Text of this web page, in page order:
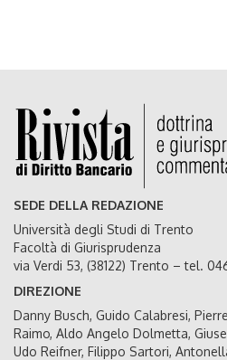
SEDE DELLA REDAZIONE
Università degli Studi di Trento
Facoltà di Giurisprudenza
via Verdi 53, (38122) Trento – tel.
DIREZIONE
Danny Busch, Guido Calabresi,
Raimo, Aldo Angelo Dolmetta,
Udo Reifner, Filippo Sartori,